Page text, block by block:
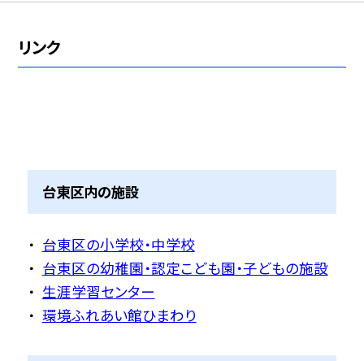
リンク
台東区内の施設
台東区の小学校・中学校
台東区の幼稚園・認定こども園・子どもの施設
生涯学習センター
環境ふれあい館ひまわり